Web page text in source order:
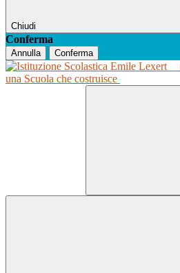
Chiudi
Conferma
Annulla Conferma
una Scuola che costruisce